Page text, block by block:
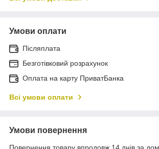
Умови оплати
Післяплата
Безготівковий розрахунок
Оплата на карту ПриватБанка
Всі умови оплати
Умови повернення
Повернення товару впродовж 14 днів за